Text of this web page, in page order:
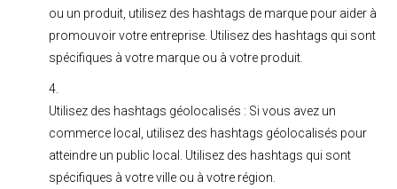
ou un produit, utilisez des hashtags de marque pour aider à
promouvoir votre entreprise. Utilisez des hashtags qui sont
spécifiques à votre marque ou à votre produit.
Utilisez des hashtags géolocalisés : Si vous avez un
commerce local, utilisez des hashtags géolocalisés pour
atteindre un public local. Utilisez des hashtags qui sont
spécifiques à votre ville ou à votre région.